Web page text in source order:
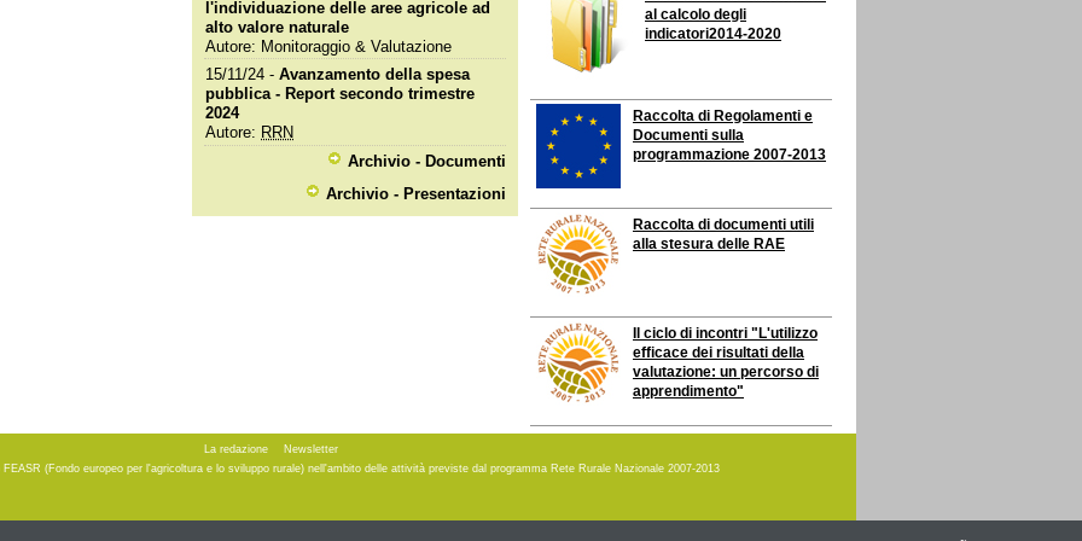
l'individuazione delle aree agricole ad
alto valore naturale
Autore: Monitoraggio & Valutazione
15/11/24 - Avanzamento della spesa
pubblica - Report secondo trimestre
2024
Autore: RRN
Archivio - Documenti
Archivio - Presentazioni
al calcolo degli
indicatori2014-2020
Raccolta di Regolamenti e
Documenti sulla
programmazione 2007-2013
Raccolta di documenti utili
alla stesura delle RAE
Il ciclo di incontri "L'utilizzo
efficace dei risultati della
valutazione: un percorso di
apprendimento"
La redazione
Newsletter
(Fondo europeo per l'agricoltura e lo sviluppo rurale) nell'ambito delle attività previste dal programma Rete Rurale Nazionale 2007-2013